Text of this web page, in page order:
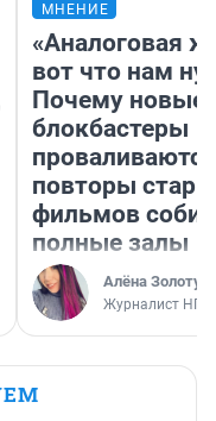
МНЕНИЕ
«Аналоговая
вот что нам
Почему новые
блокбастеры
повторы
фильмов
полные залы
Алёна
Журналист НГС